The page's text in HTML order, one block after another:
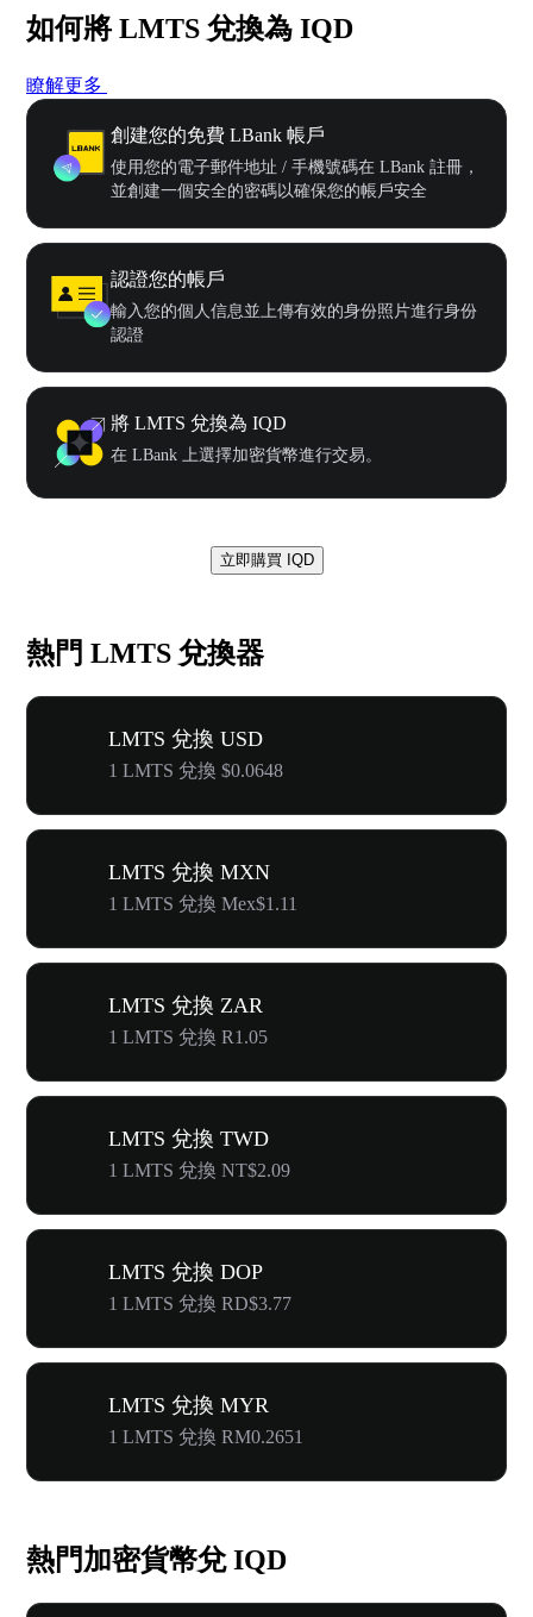
如何將 LMTS 兌換為 IQD
瞭解更多
創建您的免費 LBank 帳戶
使用您的電子郵件地址 / 手機號碼在 LBank 註冊，
並創建一個安全的密碼以確保您的帳戶安全
認證您的帳戶
輸入您的個人信息並上傳有效的身份照片進行身份
認證
將 LMTS 兌換為 IQD
在 LBank 上選擇加密貨幣進行交易。
立即購買 IQD
熱門 LMTS 兌換器
LMTS 兌換 USD
1 LMTS 兌換 $0.0648
LMTS 兌換 MXN
1 LMTS 兌換 Mex$1.11
LMTS 兌換 ZAR
1 LMTS 兌換 R1.05
LMTS 兌換 TWD
1 LMTS 兌換 NT$2.09
LMTS 兌換 DOP
1 LMTS 兌換 RD$3.77
LMTS 兌換 MYR
1 LMTS 兌換 RM0.2651
熱門加密貨幣兌 IQD